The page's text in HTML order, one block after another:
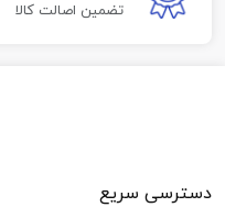
تضمین اصالت کالا
دسترسی سریع